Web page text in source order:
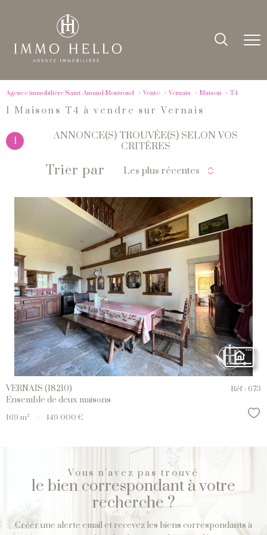
Agence immobilière Saint-Amand-Montrond Vente Vernais Maison T4
1 Maisons T4 à vendre sur Vernais
1
ANNONCE(S) TROUVÉE(S) SELON VOS
CRITÈRES
Trier par Les plus récentes
Voir le
Bien
VERNAIS (18210)
Ensemble de deux maisons
Réf : 673
169 m² - 149 000 €
Vous n'avez pas trouvé
le bien correspondant à votre
recherche ?
Créer une alerte email et recevez les biens correspondants à